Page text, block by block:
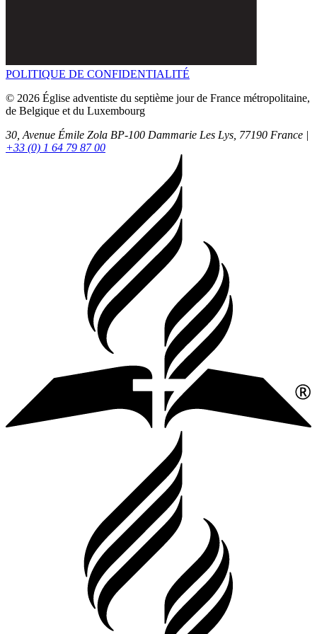
POLITIQUE DE CONFIDENTIALITÉ
© 2026 Église adventiste du septième jour de France métropolitaine,
de Belgique et du Luxembourg
30, Avenue Émile Zola BP-100 Dammarie Les Lys, 77190 France |
+33 (0) 1 64 79 87 00